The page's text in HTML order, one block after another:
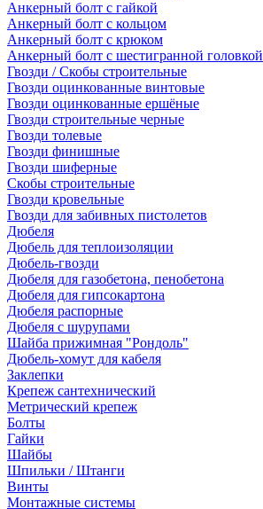
Анкерный болт с гайкой
Анкерный болт с кольцом
Анкерный болт с крюком
Анкерный болт с шестигранной головкой
Гвозди / Скобы строительные
Гвозди оцинкованные винтовые
Гвозди оцинкованные ершёные
Гвозди строительные черные
Гвозди толевые
Гвозди финишные
Гвозди шиферные
Скобы строительные
Гвозди кровельные
Гвозди для забивных пистолетов
Дюбеля
Дюбель для теплоизоляции
Дюбель-гвозди
Дюбеля для газобетона, пенобетона
Дюбеля для гипсокартона
Дюбеля распорные
Дюбеля с шурупами
Шайба прижимная "Рондоль"
Дюбель-хомут для кабеля
Заклепки
Крепеж сантехнический
Метрический крепеж
Болты
Гайки
Шайбы
Шпильки / Штанги
Винты
Монтажные системы